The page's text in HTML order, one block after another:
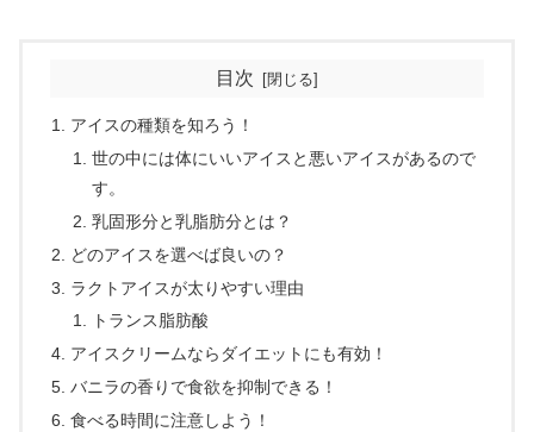
目次
アイスの種類を知ろう！
世の中には体にいいアイスと悪いアイスがあるので
す。
乳固形分と乳脂肪分とは？
どのアイスを選べば良いの？
ラクトアイスが太りやすい理由
トランス脂肪酸
アイスクリームならダイエットにも有効！
バニラの香りで食欲を抑制できる！
食べる時間に注意しよう！